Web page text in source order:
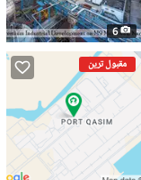
6
مقبول ترین